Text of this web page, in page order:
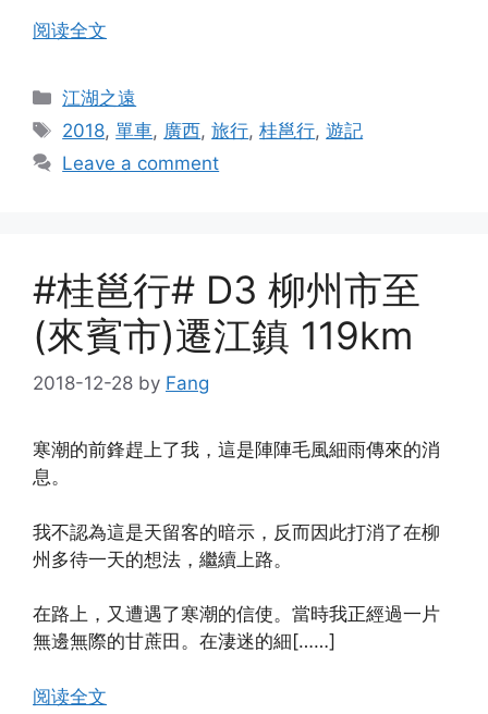
阅读全文
Categories
江湖之遠
Tags
2018,單車, 廣西,旅行,桂邕行,遊記
Leave a comment
#桂邕行# D3 柳州市至
(來賓市)遷江鎮 119km
2018-12-28 by Fang
寒潮的前鋒趕上了我，這是陣陣毛風細雨傳來的消
息。
我不認為這是天留客的暗示，反而因此打消了在柳
州多待一天的想法，繼續上路。
在路上，又遭遇了寒潮的信使。當時我正經過一片
無邊無際的甘蔗田。在淒迷的細[……]
阅读全文